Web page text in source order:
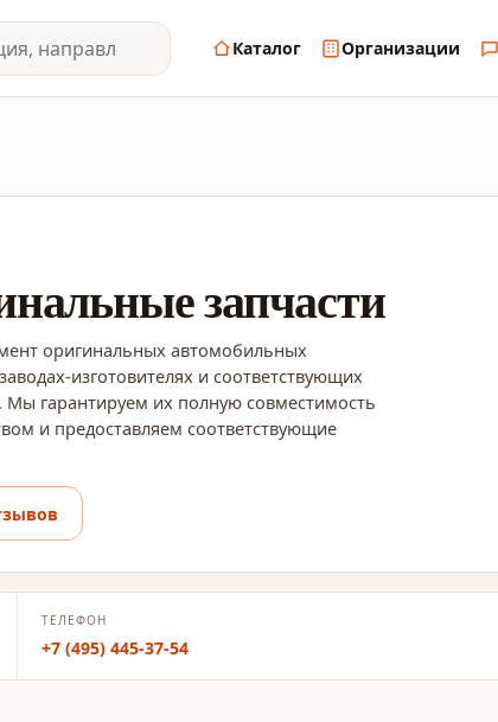
Каталог Организации
запчасти
оригинальных автомобильных
изготовителях и соответствующих
Мы гарантируем их полную совместимость
и предоставляем соответствующие
ТЕЛЕФОН
+7 (495) 445-37-54